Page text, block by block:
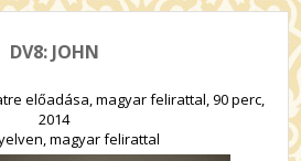
DV8: JOHN
előadása, magyar felirattal, 90 perc,
2014
magyar felirattal